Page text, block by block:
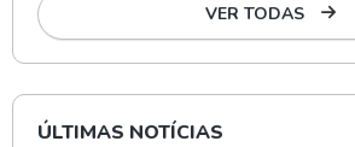
VER TODAS
ÚLTIMAS NOTÍCIAS